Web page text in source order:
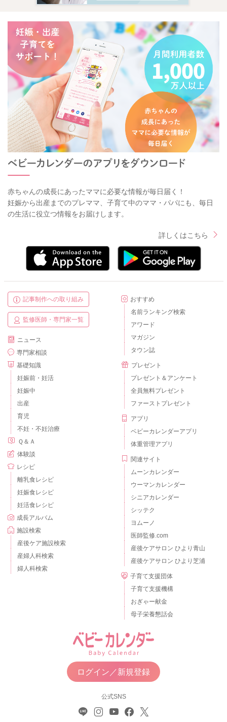
赤ちゃんの成長にあったママに必要な情報が毎日届く！
妊娠から出産までのプレママ、子育て中のママ・パパにも、毎日
の生活に役立つ情報をお届けします。
詳しくはこちら
記事制作への取り組み
監修医師・専門家一覧
ニュース
専門家相談
基礎知識
妊娠前・妊活
妊娠中
出産
育児
不妊・不妊治療
Ｑ＆Ａ
体験談
レシピ
離乳食レシピ
妊娠食レシピ
妊活食レシピ
成長アルバム
施設検索
産後ケア施設検索
産婦人科検索
婦人科検索
おすすめ
名前ランキング検索
アワード
マガジン
タウン誌
プレゼント
プレゼント＆アンケート
全員無料プレゼント
ファーストプレゼント
アプリ
ベビーカレンダーアプリ
体重管理アプリ
関連サイト
ムーンカレンダー
ウーマンカレンダー
シニアカレンダー
シッテク
ヨムーノ
医師監修.com
産後ケアサロン ひより青山
産後ケアサロン ひより芝浦
子育て支援団体
子育て支援機構
おぎゃー献金
母子栄養懇話会
ログイン／新規登録
公式SNS